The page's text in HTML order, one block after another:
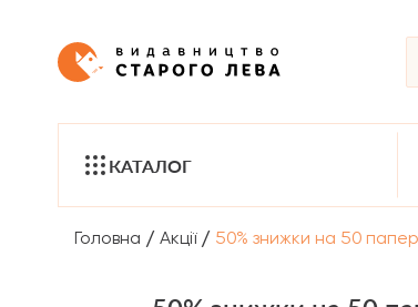
КАТАЛОГ
Головна / Акції / 50% знижки на 50